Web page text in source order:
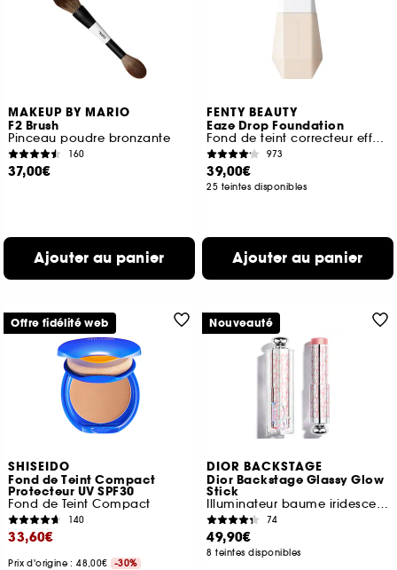
MAKEUP BY MARIO
F2 Brush
Pinceau poudre bronzante
160
37,00€
Ajouter au panier
FENTY BEAUTY
Eaze Drop Foundation
Fond de teint correcteur effet flouté
973
39,00€
25 teintes disponibles
Ajouter au panier
SHISEIDO
Fond de Teint Compact
Protecteur UV SPF30
Fond de Teint Compact
140
33,60€
Prix d'origine : 48,00€ -30%
Offre fidélité web
DIOR BACKSTAGE
Dior Backstage Glassy Glow
Stick
Illuminateur baume iridescent multi-usage
74
49,90€
8 teintes disponibles
Nouveauté